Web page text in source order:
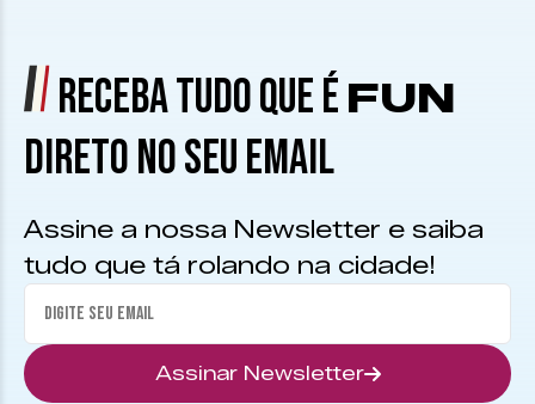
RECEBA TUDO QUE É FUN
DIRETO NO SEU EMAIL
Assine a nossa Newsletter e saiba
tudo que tá rolando na cidade!
Assinar Newsletter